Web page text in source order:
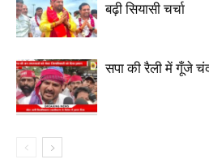
बढ़ी सियासी चर्चा
सपा की रैली में गूँजे